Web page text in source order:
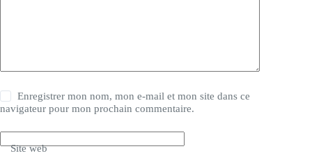
Enregistrer mon nom, mon e-mail et mon site dans ce
navigateur pour mon prochain commentaire.
Site web